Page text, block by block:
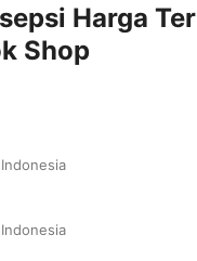
Harga
Shop